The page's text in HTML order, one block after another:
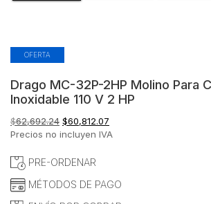
OFERTA
Drago MC-32P-2HP Molino Para
Inoxidable 110 V 2 HP
$62,692.24 El
precio
era:
$60,812.07
precio
Precios no incluyen IVA
PRE-ORDENAR
MÉTODOS DE PAGO